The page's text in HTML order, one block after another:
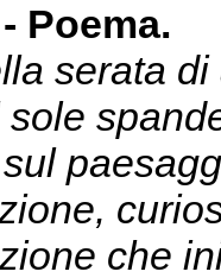
Poema.
serata di
che